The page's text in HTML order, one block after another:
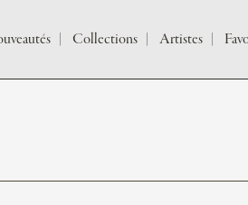
Collections Artistes